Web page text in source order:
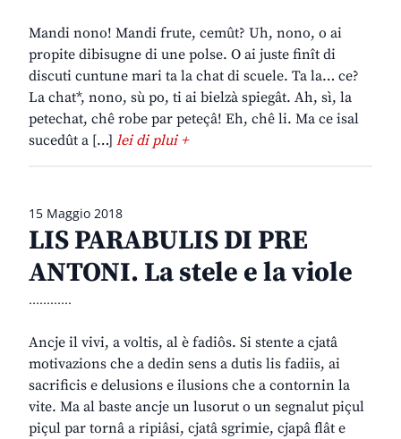
Mandi nono! Mandi frute, cemût? Uh, nono, o ai
propite dibisugne di une polse. O ai juste finît di
discuti cuntune mari ta la chat di scuele. Ta la… ce?
La chat*, nono, sù po, ti ai bielzà spiegât. Ah, sì, la
petechat, chê robe par peteçâ! Eh, chê li. Ma ce isal
sucedût a […] lei di plui +
15 Maggio 2018
LIS PARABULIS DI PRE
ANTONI. La stele e la viole
............
Ancje il vivi, a voltis, al è fadiôs. Si stente a cjatâ
motivazions che a dedin sens a dutis lis fadiis, ai
sacrificis e delusions e ilusions che a contornin la
vite. Ma al baste ancje un lusorut o un segnalut piçul
piçul par tornâ a ripiâsi, cjatâ sgrimie, cjapâ flât e